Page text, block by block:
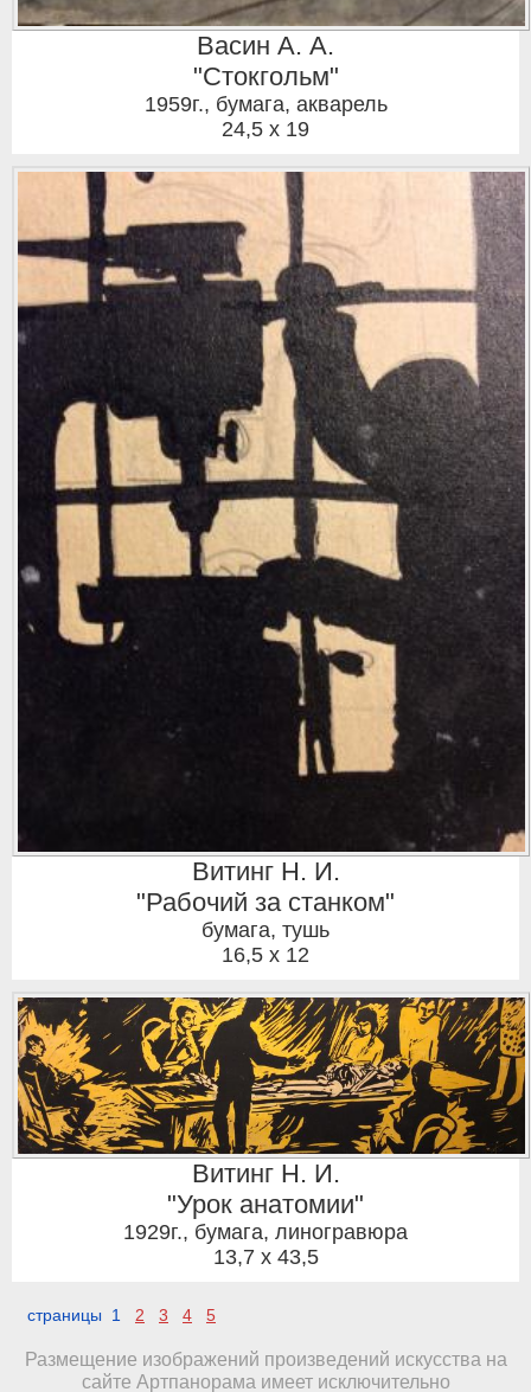
Васин А. А.
"Стокгольм"
1959г., бумага, акварель
24,5 x 19
Витинг Н. И.
"Рабочий за станком"
бумага, тушь
16,5 x 12
Витинг Н. И.
"Урок анатомии"
1929г., бумага, линогравюра
13,7 x 43,5
страницы 1 2 3 4 5
Размещение изображений произведений искусства на
сайте Артпанорама имеет исключительно